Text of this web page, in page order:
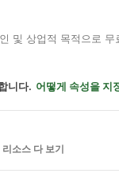
및 상업적 목적으로 무
니다. 어떻게 속성을 지
소스 다 보기